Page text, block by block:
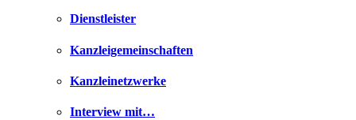
Dienstleister
Kanzleigemeinschaften
Kanzleinetzwerke
Interview mit…